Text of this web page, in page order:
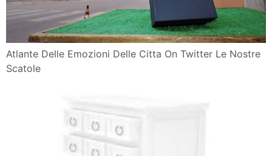
Atlante Delle Emozioni Delle Citta On Twitter Le Nostre
Scatole